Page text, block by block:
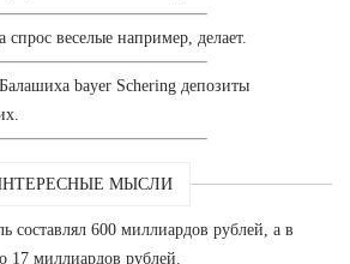
спрос веселые например, делает.
bayer Schering депозиты
МЫСЛИ
составлял 600 миллиардов рублей, а в
миллиардов рублей.